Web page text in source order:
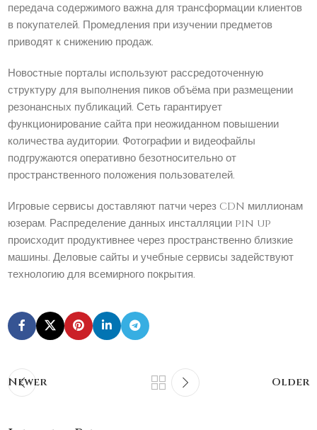
передача содержимого важна для трансформации клиентов
в покупателей. Промедления при изучении предметов
приводят к снижению продаж.
Новостные порталы используют рассредоточенную
структуру для выполнения пиков объёма при размещении
резонансных публикаций. Сеть гарантирует
функционирование сайта при неожиданном повышении
количества аудитории. Фотографии и видеофайлы
подгружаются оперативно безотносительно от
пространственного положения пользователей.
Игровые сервисы доставляют патчи через CDN миллионам
юзерам. Распределение данных инсталляции pin up
происходит продуктивнее через пространственно близкие
машины. Деловые сайты и учебные сервисы задействуют
технологию для всемирного покрытия.
Newer Older